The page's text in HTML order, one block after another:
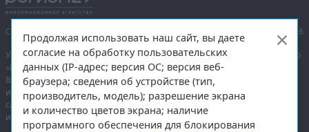
Сетевое издание «Информационное агентство Регион 29»,
© 2016–2026
Учредитель — общество с ограниченной ответственностью «Агентство
«Правда Севера».
Выписка из реестра зарегистрированных средств массовой
информации:ЭЛ № ФС 77-74226 от 09.11.2018 выдано Федеральной
службой по надзору в сфере связи, информационных технологий
и массовых коммуникаций (Роскомнадзор).
Продолжая использовать наш сайт, вы даете
согласие на обработку пользовательских
данных (IP-адрес; версия ОС; версия веб-
браузера; сведения об устройстве (тип,
производитель, модель); разрешение экрана
и количество цветов экрана; наличие
программного обеспечения для блокирования